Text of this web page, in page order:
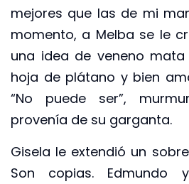
mejores que las de mi
momento, a Melba se le
una idea de veneno
hoja de plátano y bien
“No puede ser”,
provenía de su garganta.
Gisela le extendió un
Son copias. Edmundo